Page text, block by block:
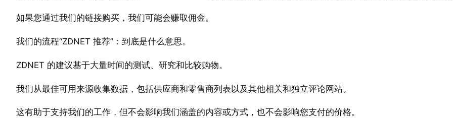
如果您通过我们的链接购买，我们可能会赚取佣金。
我们的流程“ZDNET 推荐”：到底是什么意思。
ZDNET 的建议基于大量时间的测试、研究和比较购物。
我们从最佳可用来源收集数据，包括供应商和零售商列表以及其他相关和独立评论网站。
这有助于支持我们的工作，但不会影响我们涵盖的内容或方式，也不会影响您支付的价格。